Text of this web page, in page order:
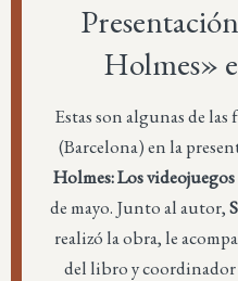
Holmes»
Estas son algunas de
(Barcelona) en la
Holmes: Los
de mayo. Junto al autor,
realizó la obra, le
del libro y